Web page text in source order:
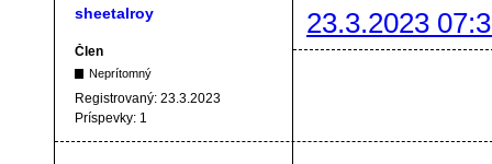
sheetalroy 23.3.2023
Člen
Neprítomný
Registrovaný: 23.3.2023
Príspevky: 1